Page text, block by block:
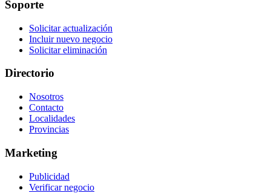
Soporte
Solicitar actualización
Incluir nuevo negocio
Solicitar eliminación
Directorio
Nosotros
Contacto
Localidades
Provincias
Marketing
Publicidad
Verificar negocio